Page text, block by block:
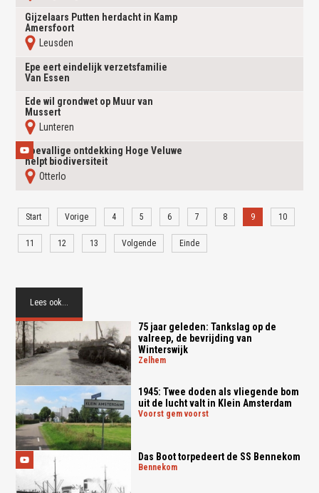
Gijzelaars Putten herdacht in Kamp
Amersfoort
leusden
Epe eert eindelijk verzetsfamilie
Van Essen
Ede wil grondwet op Muur van
Mussert
lunteren
Toevallige ontdekking Hoge Veluwe
helpt biodiversiteit
otterlo
Start Vorige 4 5 6 7 8 9 10
11 12 13 Volgende Einde
Lees ook...
75 jaar geleden: Tankslag op de
valreep, de bevrijding van
Winterswijk
zelhem
1945: Twee doden als vliegende bom
uit de lucht valt in Klein Amsterdam
voorst gem voorst
Das Boot torpedeert de SS Bennekom
bennekom